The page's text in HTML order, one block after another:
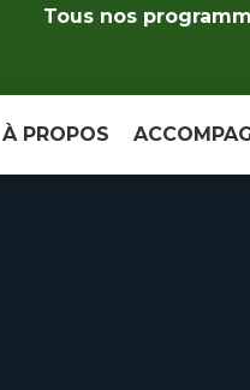
Tous nos
À PROPOS